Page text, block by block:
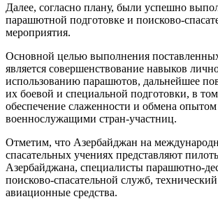
Далее, согласно плану, были успешно
парашютной подготовке и поисково-
мероприятия.
Основной целью выполнения
является совершенствование навыков
использованию парашютов, дальнейшее
их боевой и специальной подготовки, в
обеспечение слаженности и обмена
военнослужащими стран-участниц.
Отметим, что Азербайджан на
спасательных учениях представляют
Азербайджана, специалисты парашютно-
поисково-спасательной служб,
авиационные средства.